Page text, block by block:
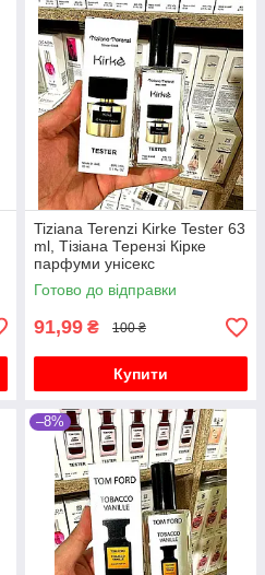
Tiziana Terenzi Kirke Tester 63
ml, Тізіана Терензі Кірке
парфуми унісекс
Готово до відправки
91,99 ₴ 100 ₴
Купити
–8%